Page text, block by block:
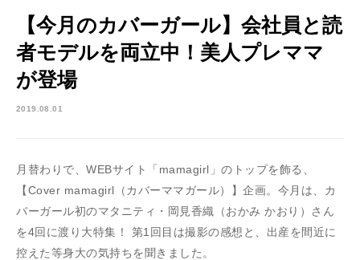
【今月のカバーガール】会社員と読
者モデルを両立中！美人プレママ
が登場
2019.08.01
月替わりで、WEBサイト「mamagirl」のトップを飾る、
【Cover mamagirl（カバーママガール）】企画。今月は、カ
バーガール初のマタニティ・岡見香織（おかみ かおり）さん
を4回に渡り大特集！ 第1回目は撮影の感想と、出産を間近に
控えた等身大の気持ちを聞きました。